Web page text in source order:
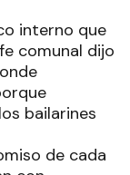
interno que
comunal dijo
bailarines
de cada